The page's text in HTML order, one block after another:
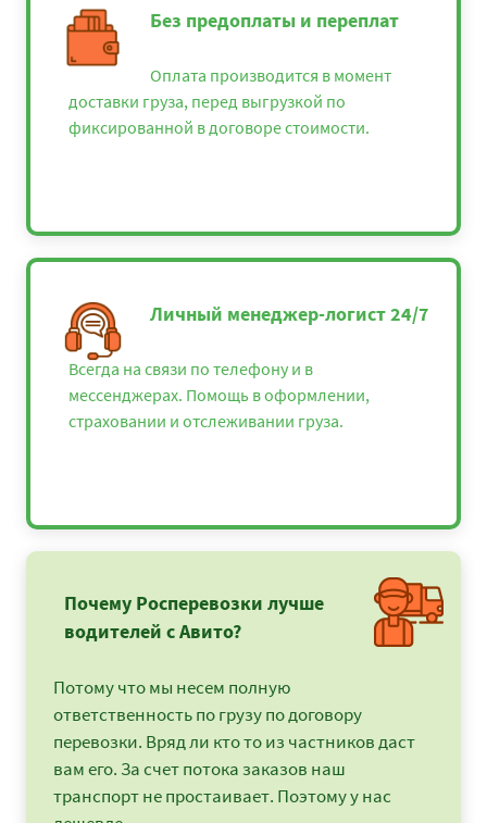
Без предоплаты и переплат
Оплата производится в момент
доставки груза, перед выгрузкой по
фиксированной в договоре стоимости.
Личный менеджер-логист 24/7
Всегда на связи по телефону и в
мессенджерах. Помощь в оформлении,
страховании и отслеживании груза.
Почему Росперевозки лучше
водителей с Авито?
Потому что мы несем полную
ответственность по грузу по договору
перевозки. Вряд ли кто то из частников даст
вам его. За счет потока заказов наш
транспорт не простаивает. Поэтому у нас